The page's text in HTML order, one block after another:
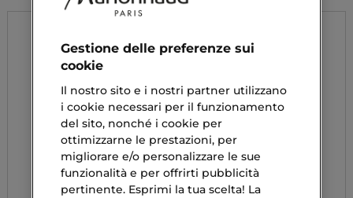
Gestione delle preferenze sui
cookie
Il nostro sito e i nostri partner utilizzano
i cookie necessari per il funzionamento
del sito, nonché i cookie per
ottimizzarne le prestazioni, per
migliorare e/o personalizzare le sue
funzionalità e per offrirti pubblicità
pertinente. Esprimi la tua scelta! La